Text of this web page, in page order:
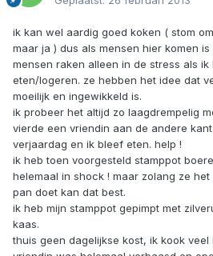
ik kan wel aardig goed koken ( stom
maar ja ) dus als mensen hier komen
mensen raken alleen in de stress als
eten/logeren. ze hebben het idee dat
moeilijk en ingewikkeld is.
ik probeer het altijd zo laagdrempelig
vierde een vriendin aan de andere
verjaardag en ik bleef eten. help !
ik heb toen voorgesteld stamppot
helemaal in shock ! maar zolang ze
pan doet kan dat best.
ik heb mijn stamppot gepimpt met
kaas.
thuis geen dagelijkse kost, ik kook